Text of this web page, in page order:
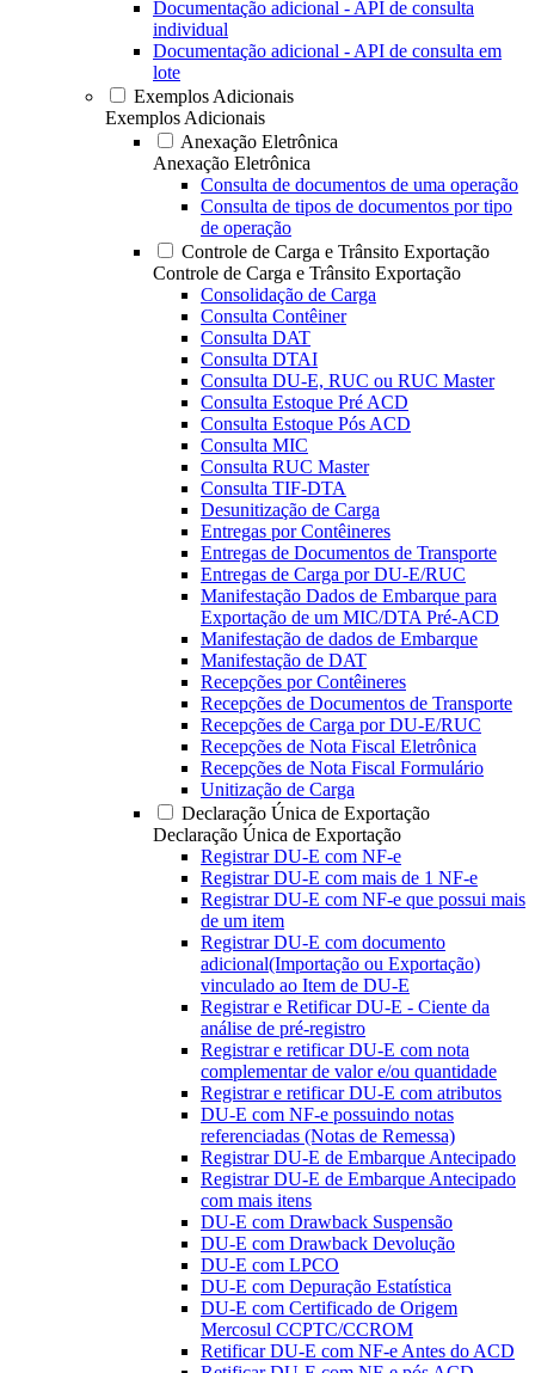
Documentação adicional - API de consulta
individual
Documentação adicional - API de consulta em
lote
Exemplos Adicionais
Exemplos Adicionais
Anexação Eletrônica
Anexação Eletrônica
Consulta de documentos de uma operação
Consulta de tipos de documentos por tipo
de operação
Controle de Carga e Trânsito Exportação
Controle de Carga e Trânsito Exportação
Consolidação de Carga
Consulta Contêiner
Consulta DAT
Consulta DTAI
Consulta DU-E, RUC ou RUC Master
Consulta Estoque Pré ACD
Consulta Estoque Pós ACD
Consulta MIC
Consulta RUC Master
Consulta TIF-DTA
Desunitização de Carga
Entregas por Contêineres
Entregas de Documentos de Transporte
Entregas de Carga por DU-E/RUC
Manifestação Dados de Embarque para
Exportação de um MIC/DTA Pré-ACD
Manifestação de dados de Embarque
Manifestação de DAT
Recepções por Contêineres
Recepções de Documentos de Transporte
Recepções de Carga por DU-E/RUC
Recepções de Nota Fiscal Eletrônica
Recepções de Nota Fiscal Formulário
Unitização de Carga
Declaração Única de Exportação
Declaração Única de Exportação
Registrar DU-E com NF-e
Registrar DU-E com mais de 1 NF-e
Registrar DU-E com NF-e que possui mais
de um item
Registrar DU-E com documento
adicional(Importação ou Exportação)
vinculado ao Item de DU-E
Registrar e Retificar DU-E - Ciente da
análise de pré-registro
Registrar e retificar DU-E com nota
complementar de valor e/ou quantidade
Registrar e retificar DU-E com atributos
DU-E com NF-e possuindo notas
referenciadas (Notas de Remessa)
Registrar DU-E de Embarque Antecipado
Registrar DU-E de Embarque Antecipado
com mais itens
DU-E com Drawback Suspensão
DU-E com Drawback Devolução
DU-E com LPCO
DU-E com Depuração Estatística
DU-E com Certificado de Origem
Mercosul CCPTC/CCROM
Retificar DU-E com NF-e Antes do ACD